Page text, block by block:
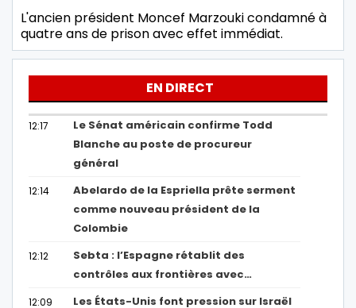
L'ancien président Moncef Marzouki condamné à
quatre ans de prison avec effet immédiat.
EN DIRECT
12:17
Le Sénat américain confirme Todd
Blanche au poste de procureur
général
12:14
Abelardo de la Espriella prête serment
comme nouveau président de la
Colombie
12:12
Sebta : l’Espagne rétablit des
contrôles aux frontières avec…
12:09
Les États-Unis font pression sur Israël